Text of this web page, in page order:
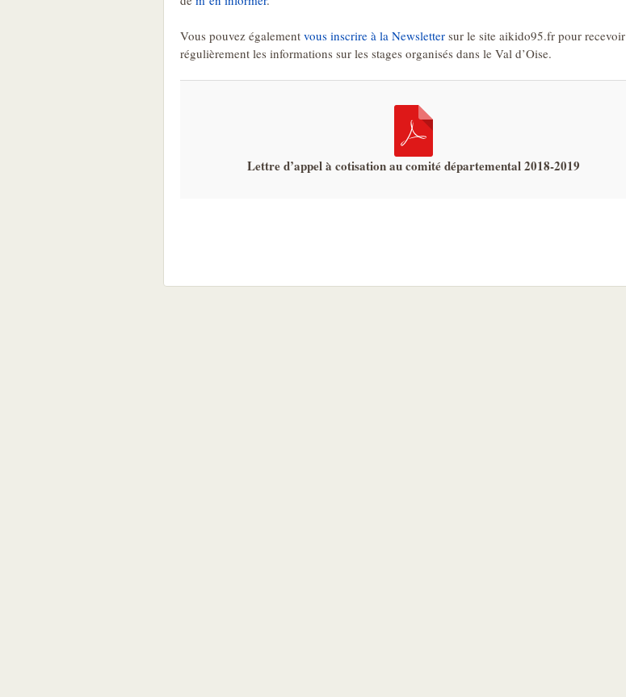
Vous pouvez également vous inscrire à la Newsletter sur le site aikido95.fr pour recevoir
régulièrement les informations sur les stages organisés dans le Val d’Oise.
Lettre d’appel à cotisation au comité départemental 2018-2019